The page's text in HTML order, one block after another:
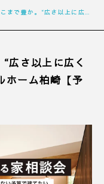
広さ以上に広く
ホーム柏崎【予